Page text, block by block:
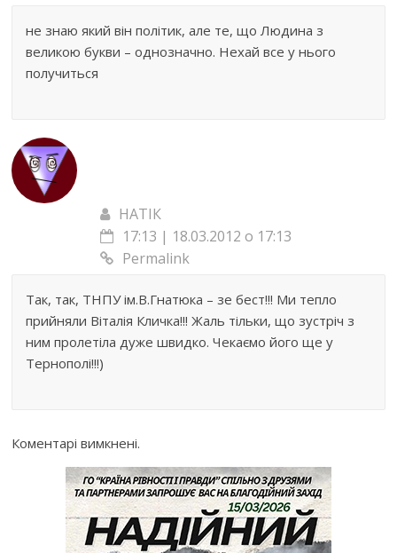
не знаю який він політик, але те, що Людина з
великою букви – однозначно. Нехай все у нього
получиться
НАТІК
17:13 | 18.03.2012 о 17:13
Permalink
Так, так, ТНПУ ім.В.Гнатюка – зе бест!!! Ми тепло
прийняли Віталія Кличка!!! Жаль тільки, що зустріч з
ним пролетіла дуже швидко. Чекаємо його ще у
Тернополі!!!)
Коментарі вимкнені.